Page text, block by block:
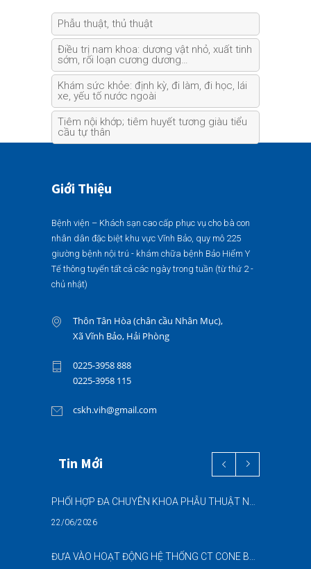
Phẫu thuật, thủ thuật
Điều trị nam khoa: dương vật nhỏ, xuất tinh
sớm, rối loạn cương dương…
Khám sức khỏe: định kỳ, đi làm, đi học, lái
xe, yếu tố nước ngoài
Tiêm nội khớp; tiêm huyết tương giàu tiểu
cầu tự thân
Giới Thiệu
Bệnh viện – Khách sạn cao cấp phục vụ cho bà con
nhân dân đặc biệt khu vực Vĩnh Bảo, quy mô 225
giường bệnh nội trú - khám chữa bệnh Bảo Hiểm Y
Tế thông tuyến tất cả các ngày trong tuần (từ thứ 2 -
chủ nhật)
Thôn Tân Hòa (chân cầu Nhân Mục),
Xã Vĩnh Bảo, Hải Phòng
0225-3958 888
0225-3958 115
cskh.vih@gmail.com
Tin Mới
22/06/2026